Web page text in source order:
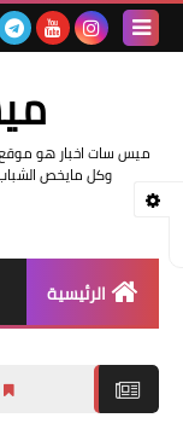
ميس سات اخبار هو موقع
وكل مايخص الشباب
الرئيسية
رابط نتائج السادس الاعدادي 2026